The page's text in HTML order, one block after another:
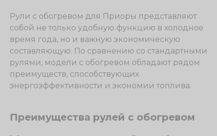
Рули с обогревом для Приоры представляют
собой не только удобную функцию в холодное
время года, но и важную экономическую
составляющую. По сравнению со стандартными
рулями, модели с обогревом обладают рядом
преимуществ, способствующих
энергоэффективности и экономии топлива.
Преимущества рулей с обогревом